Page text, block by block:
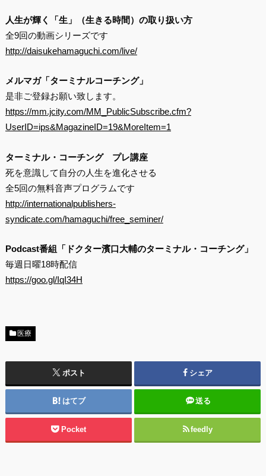
人生が輝く「生」（生きる時間）の取り扱い方
全9回の動画シリーズです
http://daisukehamaguchi.com/live/
メルマガ「ターミナルコーチング」
是非ご登録お願い致します。
https://mm.jcity.com/MM_PublicSubscribe.cfm?
UserID=ips&MagazineID=19&MoreItem=1
ターミナル・コーチング プレ講座
死を意識して自分の人生を進化させる
全5回の無料音声プログラムです
http://internationalpublishers-
syndicate.com/hamaguchi/free_seminer/
Podcast番組「ドクター濱口大輔のターミナル・コーチング」
毎週日曜18時配信
https://goo.gl/IqI34H
医療
ポスト シェア
はてブ 送る
Pocket feedly